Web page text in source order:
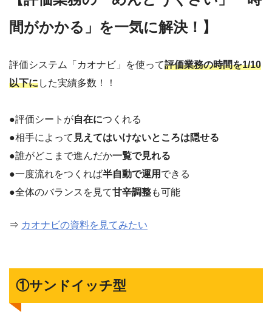
間がかかる」を一気に解決！】
評価システム「カオナビ」を使って評価業務の時間を1/10
以下にした実績多数！！
●評価シートが自在につくれる
●相手によって 見えてはいけないところは隠せる
●誰がどこまで進んだか一覧で見れる
●一度流れをつくれば半自動で運用 できる
●全体のバランスを見て甘辛調整も可能
⇒ カオナビの資料を見てみたい
①サンドイッチ型